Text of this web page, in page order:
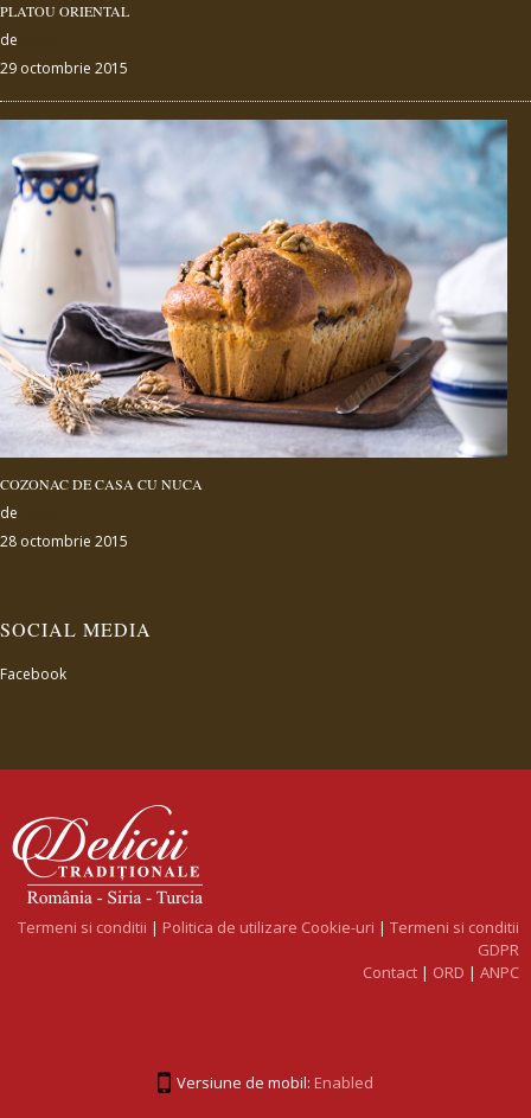
PLATOU ORIENTAL
de
29 octombrie 2015
COZONAC DE CASA CU NUCA
de
28 octombrie 2015
SOCIAL MEDIA
Facebook
Termeni si conditii | Politica de utilizare Cookie-uri | Termeni si conditii
GDPR
Contact | ORD | ANPC
Versiune de mobil: Enabled